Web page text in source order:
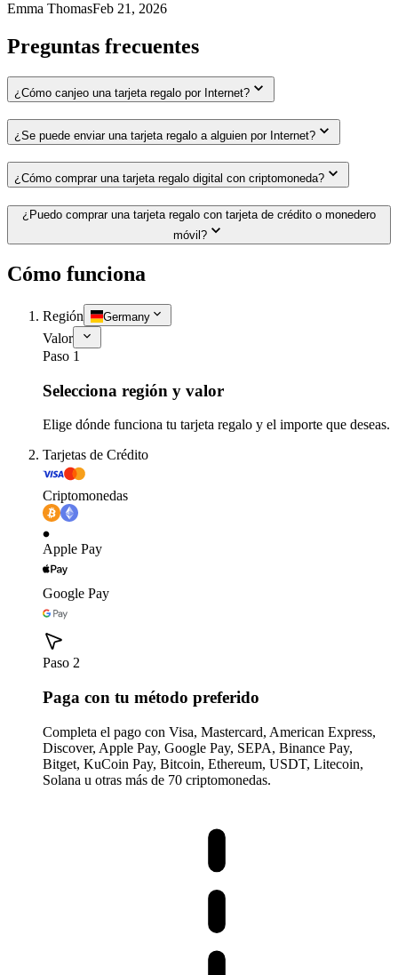
Emma ThomasFeb 21, 2026
Preguntas frecuentes
¿Cómo canjeo una tarjeta regalo por Internet?
¿Se puede enviar una tarjeta regalo a alguien por Internet?
¿Cómo comprar una tarjeta regalo digital con criptomoneda?
¿Puedo comprar una tarjeta regalo con tarjeta de crédito o monedero
móvil?
Cómo funciona
Región Germany
Valor
Paso 1
Selecciona región y valor
Elige dónde funciona tu tarjeta regalo y el importe que deseas.
Tarjetas de Crédito
Criptomonedas
Apple Pay
Google Pay
Paso 2
Paga con tu método preferido
Completa el pago con Visa, Mastercard, American Express,
Discover, Apple Pay, Google Pay, SEPA, Binance Pay,
Bitget, KuCoin Pay, Bitcoin, Ethereum, USDT, Litecoin,
Solana u otras más de 70 criptomonedas.